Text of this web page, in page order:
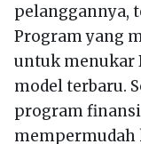
pelanggannya,
Program yang
untuk menukar
model terbaru.
program
mempermudah